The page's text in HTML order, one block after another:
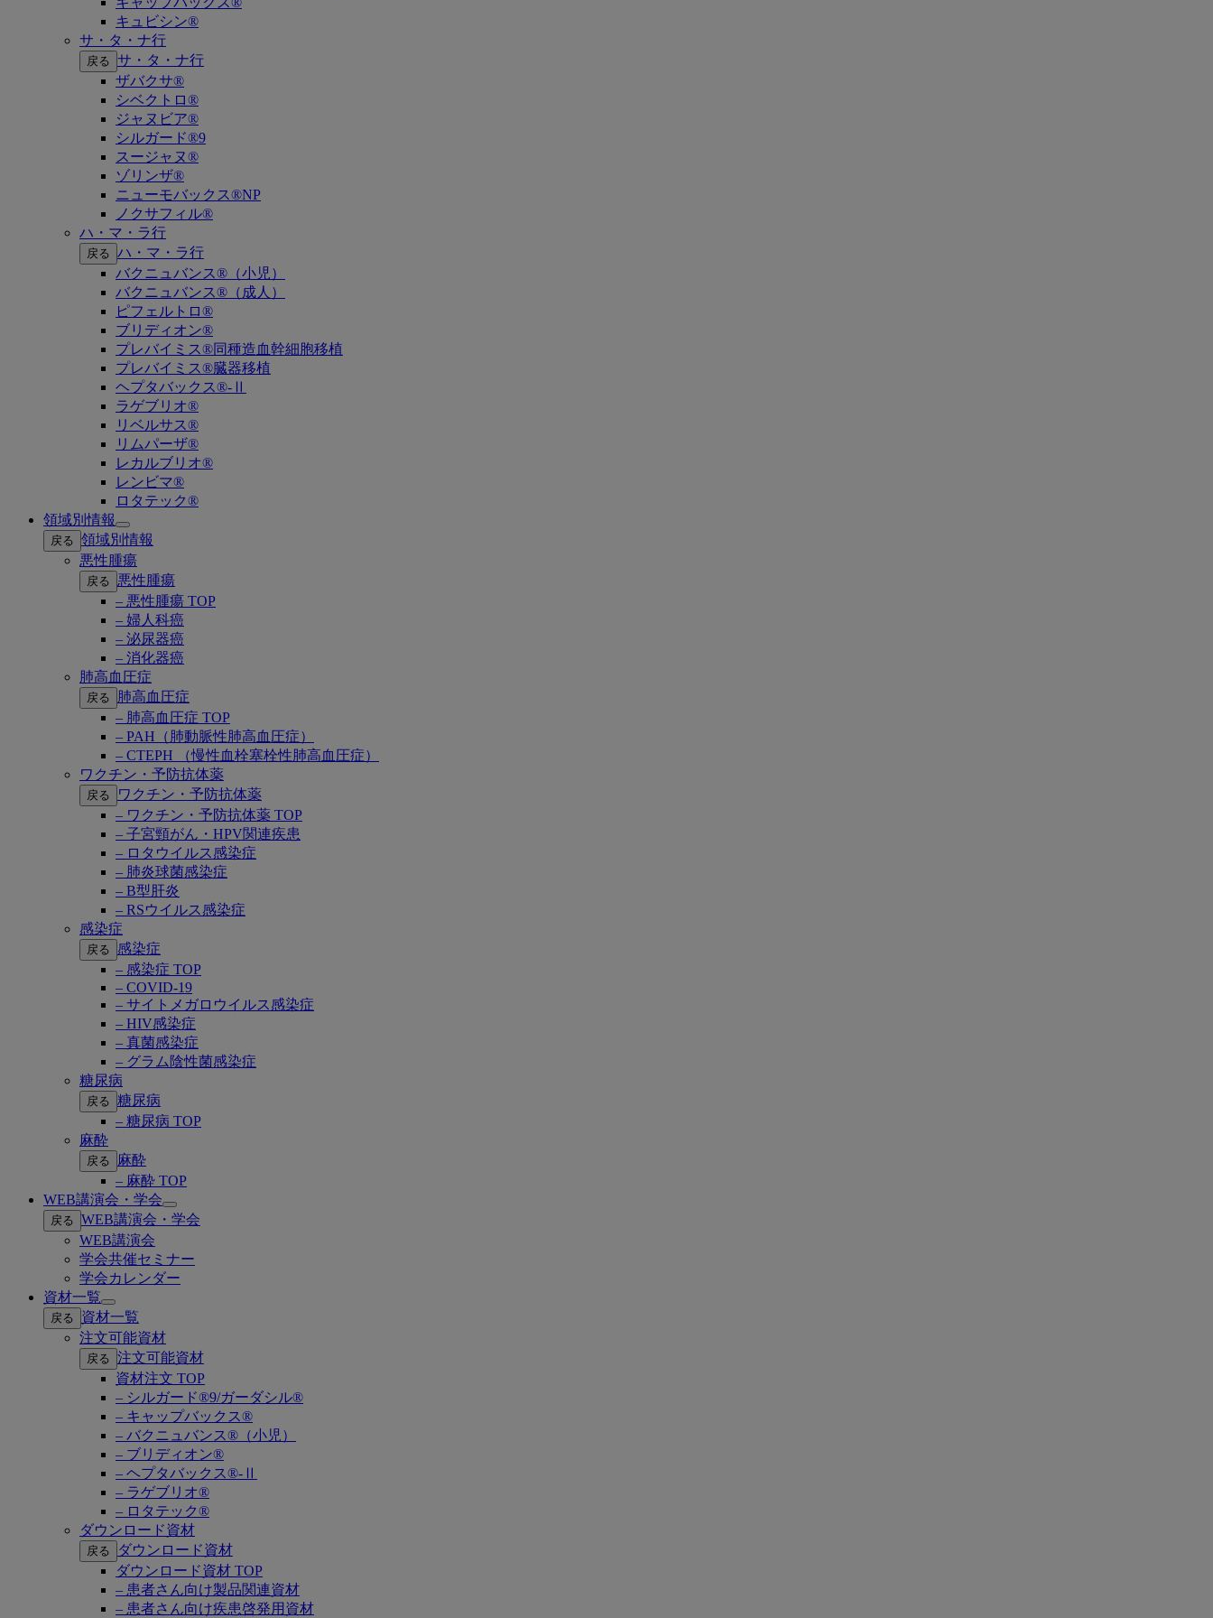
キュビシン®
サ・タ・ナ行
戻る サ・タ・ナ行
ザバクサ®
シベクトロ®
ジャヌビア®
シルガード®9
スージャヌ®
ゾリンザ®
ニューモバックス®NP
ノクサフィル®
ハ・マ・ラ行
戻る ハ・マ・ラ行
バクニュバンス®（小児）
バクニュバンス®（成人）
ピフェルトロ®
ブリディオン®
プレバイミス®同種造血幹細胞移植
プレバイミス®臓器移植
ヘプタバックス®-Ⅱ
ラゲブリオ®
リベルサス®
リムパーザ®
レカルブリオ®
レンビマ®
ロタテック®
領域別情報
Open
submenu
戻る 領域別情報
悪性腫瘍
戻る
悪性腫瘍
– 悪性腫瘍 TOP
– 婦人科癌
– 泌尿器癌
– 消化器癌
肺高血圧症
戻る
肺高血圧症
– 肺高血圧症 TOP
– PAH（肺動脈性肺高血圧症）
– CTEPH （慢性血栓塞栓性肺高血圧症）
ワクチン・予防抗体薬
戻る
ワクチン・予防抗体薬
– ワクチン・予防抗体薬 TOP
– 子宮頸がん・HPV関連疾患
– ロタウイルス感染症
– 肺炎球菌感染症
– B型肝炎
– RSウイルス感染症
感染症
戻る
感染症
– 感染症 TOP
– COVID-19
– サイトメガロウイルス感染症
– HIV感染症
– 真菌感染症
– グラム陰性菌感染症
糖尿病
戻る 糖尿病
– 糖尿病 TOP
麻酔
戻る
麻酔
– 麻酔 TOP
WEB講演会・学会
Open
submenu
戻る WEB講演会・学会
WEB講演会
学会共催セミナー
学会カレンダー
資材一覧
Open
submenu
戻る
資材一覧
注文可能資材
戻る 注文可能資材
資材注文 TOP
– シルガード®9/ガーダシル®
– キャップバックス®
– バクニュバンス®（小児）
– ブリディオン®
– ヘプタバックス®-Ⅱ
– ラゲブリオ®
– ロタテック®
ダウンロード資材
戻る
ダウンロード資材
ダウンロード資材 TOP
– 患者さん向け製品関連資材
– 患者さん向け疾患啓発用資材